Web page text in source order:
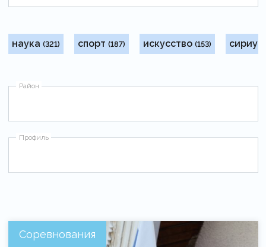
наука (321) спорт (187) искусство (153) сириус
Район
Профиль
Соревнования